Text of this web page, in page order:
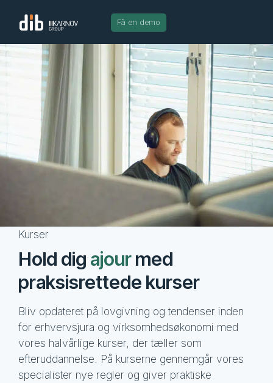
Få en demo
Kurser
Hold dig ajourmed
praksisrettede kurser
Bliv opdateret på lovgivning og tendenser inden
for erhvervsjura og virksomhedsøkonomi med
vores halvårlige kurser, der tæller som
efteruddannelse. På kurserne gennemgår vores
specialister nye regler og giver praktiske